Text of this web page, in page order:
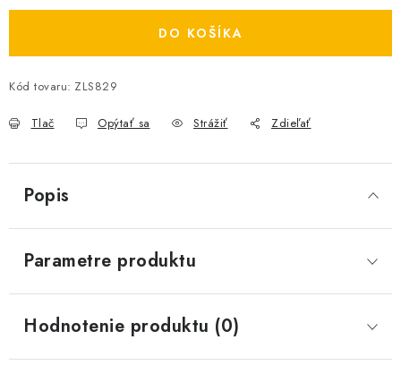
DO KOŠÍKA
Kód tovaru: ZLS829
Tlač Opýtať sa Strážiť Zdieľať
Popis
Parametre produktu
Hodnotenie produktu (0)